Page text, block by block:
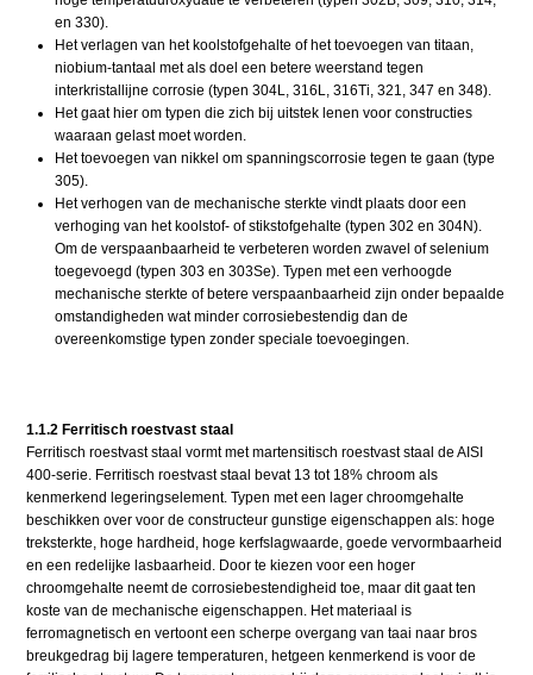
en 330).
Het verlagen van het koolstofgehalte of het toevoegen van titaan,
niobium-tantaal met als doel een betere weerstand tegen
interkristallijne corrosie (typen 304L, 316L, 316Ti, 321, 347 en 348).
Het gaat hier om typen die zich bij uitstek lenen voor constructies
waaraan gelast moet worden.
Het toevoegen van nikkel om spanningscorrosie tegen te gaan (type
305).
Het verhogen van de mechanische sterkte vindt plaats door een
verhoging van het koolstof- of stikstofgehalte (typen 302 en 304N).
Om de verspaanbaarheid te verbeteren worden zwavel of selenium
toegevoegd (typen 303 en 303Se). Typen met een verhoogde
mechanische sterkte of betere verspaanbaarheid zijn onder bepaalde
omstandigheden wat minder corrosiebestendig dan de
overeenkomstige typen zonder speciale toevoegingen.
1.1.2 Ferritisch roestvast staal
Ferritisch roestvast staal vormt met martensitisch roestvast staal de AISI
400-serie. Ferritisch roestvast staal bevat 13 tot 18% chroom als
kenmerkend legeringselement. Typen met een lager chroomgehalte
beschikken over voor de constructeur gunstige eigenschappen als: hoge
treksterkte, hoge hardheid, hoge kerfslagwaarde, goede vervormbaarheid
en een redelijke lasbaarheid. Door te kiezen voor een hoger
chroomgehalte neemt de corrosiebestendigheid toe, maar dit gaat ten
koste van de mechanische eigenschappen. Het materiaal is
ferromagnetisch en vertoont een scherpe overgang van taai naar bros
breukgedrag bij lagere temperaturen, hetgeen kenmerkend is voor de